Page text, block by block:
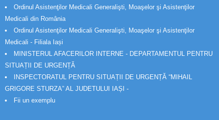
Ordinul Asistenţilor Medicali Generalişti, Moaşelor şi Asistenţilor
Medicali din România
Ordinul Asistenţilor Medicali Generalişti, Moaşelor şi Asistenţilor
Medicali - Filiala Iași
MINISTERUL AFACERILOR INTERNE - DEPARTAMENTUL PENTRU
SITUAȚII DE URGENȚĂ
INSPECTORATUL PENTRU SITUAȚII DE URGENȚĂ “MIHAIL
GRIGORE STURZA” AL JUDETULUI IAȘI -
Fii un exemplu